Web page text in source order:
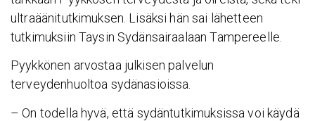
ultraäänitutkimuksen. Lisäksi hän sai lähetteen
tutkimuksiin Taysin Sydänsairaalaan Tampereelle.
Pyykkönen arvostaa julkisen palvelun
terveydenhuoltoa sydänasioissa.
– On todella hyvä, että sydäntutkimuksissa voi käydä